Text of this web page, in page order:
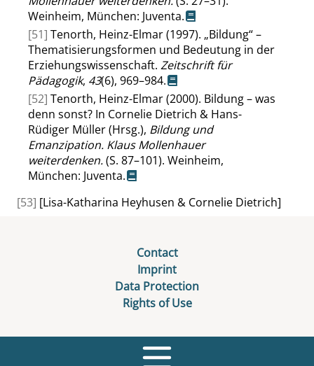
Weinheim, München: Juventa.
[51] Tenorth, Heinz-Elmar (1997). „Bildung“–
Thematisierungsformen und Bedeutung in der
Erziehungswissenschaft. Zeitschrift für
Pädagogik, 43(6), 969–984.
[52] Tenorth, Heinz-Elmar (2000). Bildung – was
denn sonst? In Cornelie Dietrich & Hans-
Rüdiger Müller (Hrsg.), Bildung und
Emanzipation. Klaus Mollenhauer
weiterdenken.(S. 87–101). Weinheim,
München: Juventa.
[53] [Lisa-Katharina Heyhusen & Cornelie Dietrich]
Contact
Imprint
Data Protection
Rights of Use